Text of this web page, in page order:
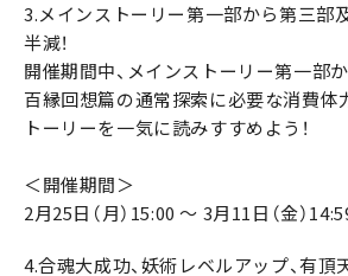
3.メインストーリー第一部から第三部
半減！
開催期間中、メインストーリー第一部
百縁回想篇の通常探索に必要な消費体
トーリーを一気に読みすすめよう！
＜開催期間＞
2月25日（月）15:00 ～ 3月11日（金）
4.合魂大成功、妖術レベルアップ、有